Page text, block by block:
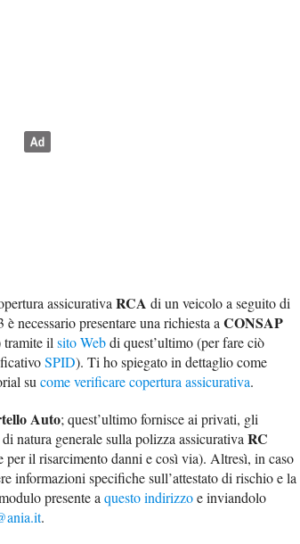
assicurativa RCA di un veicolo a seguito di
necessario presentare una richiesta a CONSAP
tramite il sito Webdi quest’ultimo (per fare ciò
SPID). Ti ho spiegato in dettaglio come
su come verificare copertura assicurativa.
Auto; quest’ultimo fornisce ai privati, gli
natura generale sulla polizza assicurativa RC
il risarcimento danni e così via). Altresì, in caso
informazioni specifiche sull’attestato di rischio e la
presente a questo indirizzoe inviandolo
.